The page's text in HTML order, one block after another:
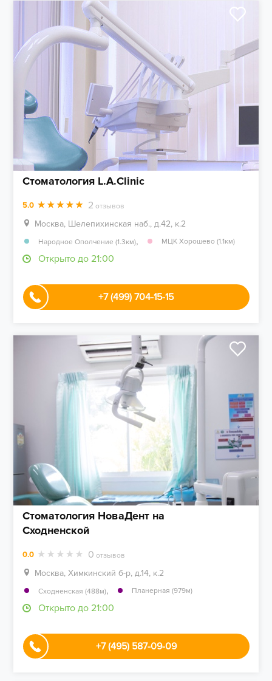
Стоматология L.A.Clinic
5.0 2 отзывов
Москва, Шелепихинская наб., д.42, к.2
Народное Ополчение (1.3км), МЦК Хорошево (1.1км)
Открыто до 21:00
+7 (499) 704-15-15
Стоматология НоваДент на
Сходненской
0.0 0 отзывов
Москва, Химкинский б-р, д.14, к.2
Сходненская (488м), Планерная (979м)
Открыто до 21:00
+7 (495) 587-09-09